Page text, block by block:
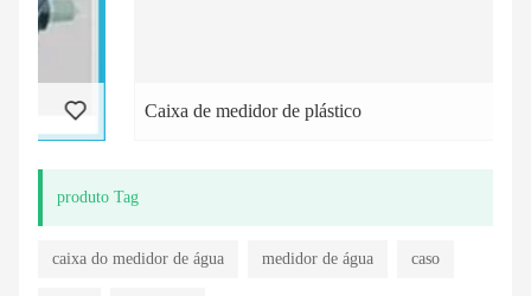
Caixa de medidor de plástico
produto Tag
caixa do medidor de água medidor de água caso